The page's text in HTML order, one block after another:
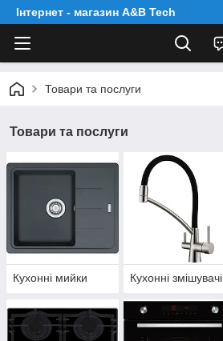
Інтернет - магазин A&B Tech
Товари та послуги
Товари та послуги
Кухонні мийки Кухонні змішувачі